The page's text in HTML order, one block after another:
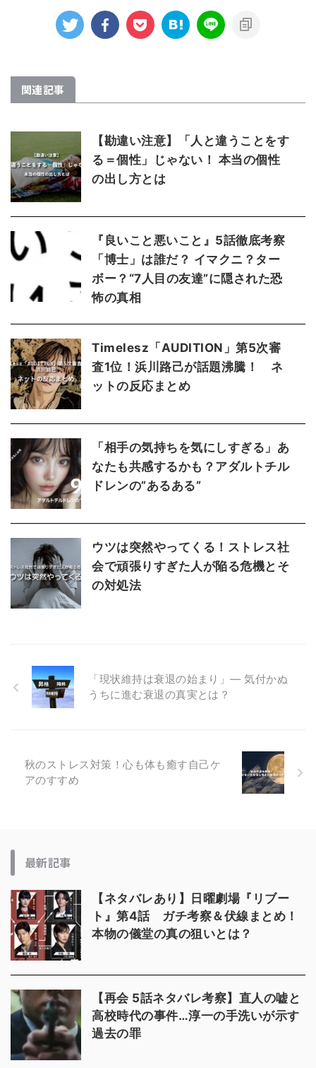
関連記事
【勘違い注意】「人と違うことをす
る＝個性」じゃない！ 本当の個性
の出し方とは
『良いこと悪いこと』5話徹底考察
「博士」は誰だ？ イマクニ？ター
ボー？“7人目の友達”に隠された恐
怖の真相
Timelesz「AUDITION」第5次審
査1位！浜川路己が話題沸騰！ ネ
ットの反応まとめ
「相手の気持ちを気にしすぎる」あ
なたも共感するかも？アダルトチル
ドレンの”あるある”
ウツは突然やってくる！ストレス社
会で頑張りすぎた人が陥る危機とそ
の対処法
「現状維持は衰退の始まり」— 気付かぬ
うちに進む衰退の真実とは？
秋のストレス対策！心も体も癒す自己ケ
アのすすめ
最新記事
【ネタバレあり】日曜劇場『リブー
ト』第4話 ガチ考察＆伏線まとめ！
本物の儀堂の真の狙いとは？
【再会 5話ネタバレ考察】直人の嘘と
高校時代の事件…淳一の手洗いが示す
過去の罪